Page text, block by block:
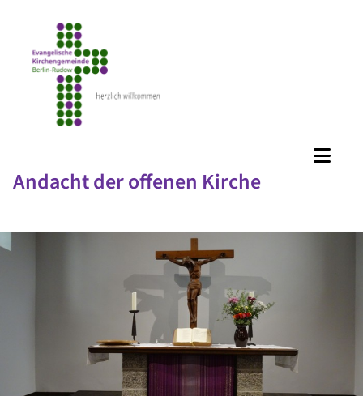
Andacht der offenen Kirche